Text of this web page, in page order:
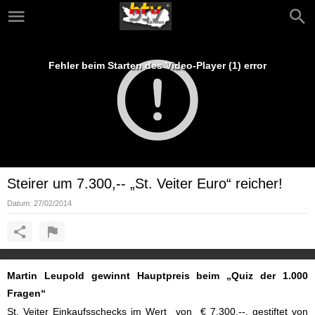
Fehler beim Starten des Video-Player (1) error
Steirer um 7.300,-- „St. Veiter Euro“ reicher!
Datum: 27/02/2014
Martin Leupold gewinnt Hauptpreis beim „Quiz der 1.000
Fragen“
St. Veiter Einkaufsschecks im Wert von € 7.300,--, gestiftet von